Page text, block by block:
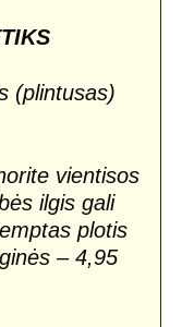
(plintusas)
vientisos
ilgis gali
plotis
– 4,95